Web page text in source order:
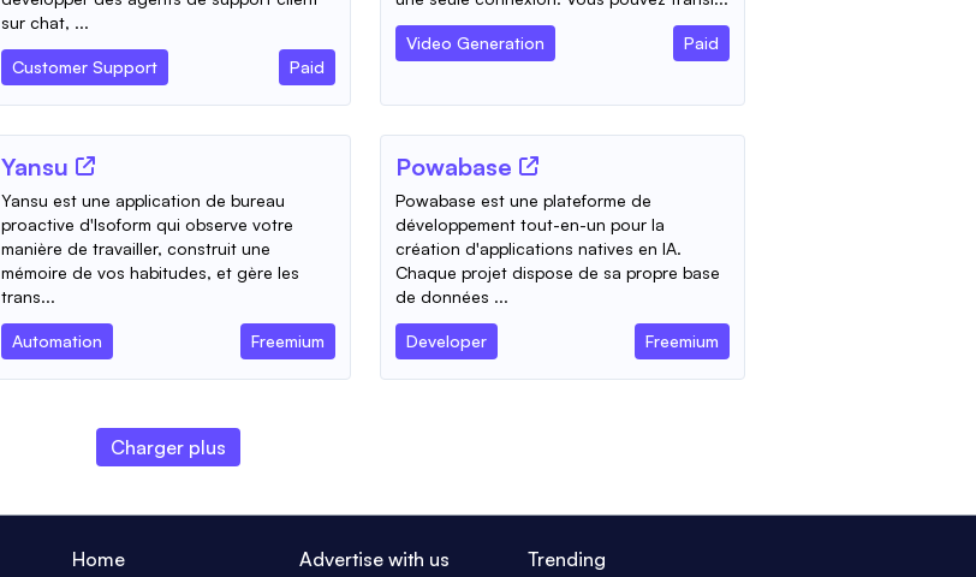
sur chat, ...
Customer Support Paid
Video Generation Paid
Yansu
Yansu est une application de bureau
proactive d'Isoform qui observe votre
manière de travailler, construit une
mémoire de vos habitudes, et gère les
trans...
Automation Freemium
Powabase
Powabase est une plateforme de
développement tout-en-un pour la
création d'applications natives en IA.
Chaque projet dispose de sa propre base
de données ...
Developer Freemium
Charger plus
Home Advertise with us Trending